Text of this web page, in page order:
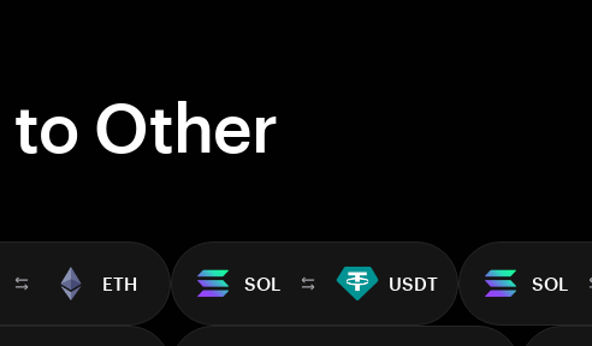
to Other
ETH SOL USDT SOL